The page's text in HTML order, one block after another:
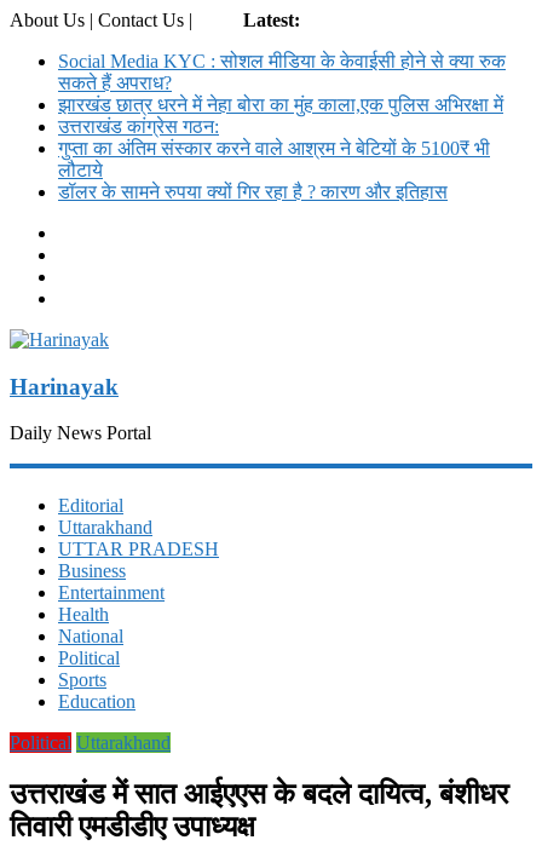
About Us | Contact Us |
Latest:
Social Media KYC : सोशल मीडिया के केवाईसी होने से क्या रुक
सकते हैं अपराध?
झारखंड छात्र धरने में नेहा बोरा का मुंह काला,एक पुलिस अभिरक्षा में
उत्तराखंड कांग्रेस गठन:
गुप्ता का अंतिम संस्कार करने वाले आश्रम ने बेटियों के 5100₹ भी
लौटाये
डॉलर के सामने रुपया क्यों गिर रहा है ? कारण और इतिहास
Harinayak
Daily News Portal
Editorial
Uttarakhand
UTTAR PRADESH
Business
Entertainment
Health
National
Political
Sports
Education
Political Uttarakhand
उत्तराखंड में सात आईएएस के बदले दायित्व, बंशीधर
तिवारी एमडीडीए उपाध्यक्ष